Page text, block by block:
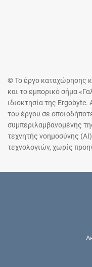
© Το έργο καταχώρησης
και το εμπορικό σήμα
ιδιοκτησία της
του έργου σε
συμπεριλαμβανομένης
τεχνητής νοημοσύνης
τεχνολογιών, χωρίς